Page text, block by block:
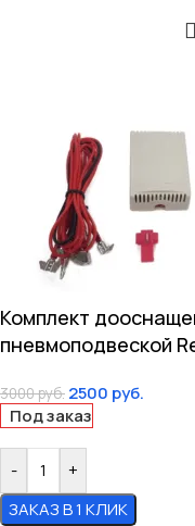
Комплект
пневмоподвеской
3000руб. 2500 руб.
Под заказ
-
+
ЗАКАЗ В 1 КЛИК